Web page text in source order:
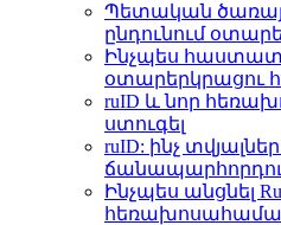
Պետական
ընդունում
Ինչպես
օտարերկրացու
ruID և նոր
ստուգել
ruID: ինչ
Ինչպես անցնել